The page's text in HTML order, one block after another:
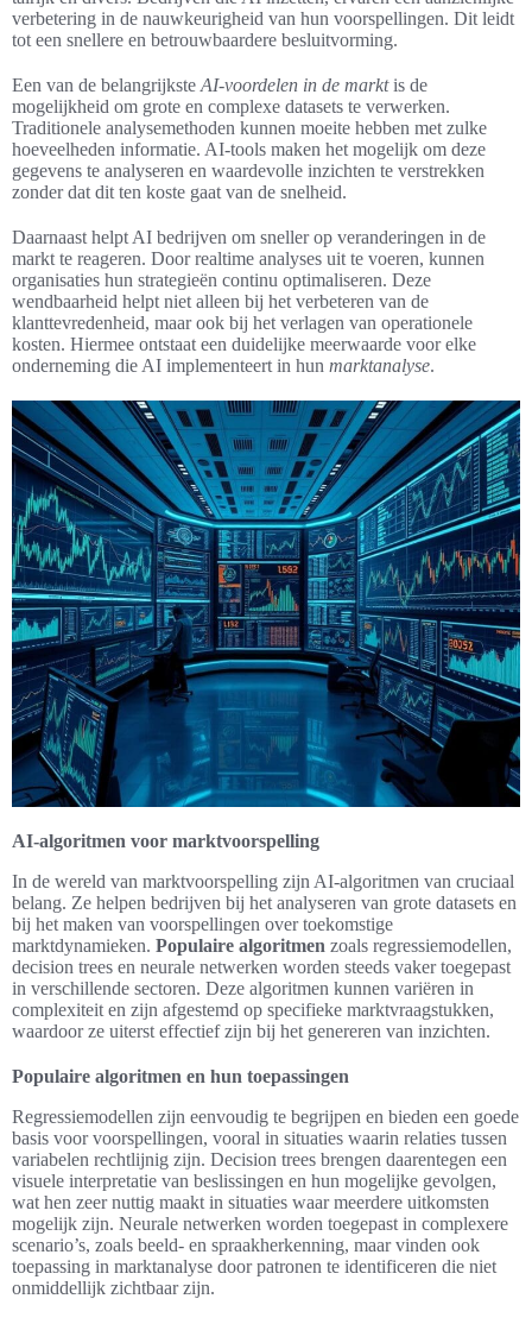
verbetering in de nauwkeurigheid van hun voorspellingen. Dit leidt
tot een snellere en betrouwbaardere besluitvorming.
Een van de belangrijkste AI-voordelen in de marktis de
mogelijkheid om grote en complexe datasets te verwerken.
Traditionele analysemethoden kunnen moeite hebben met zulke
hoeveelheden informatie. AI-tools maken het mogelijk om deze
gegevens te analyseren en waardevolle inzichten te verstrekken
zonder dat dit ten koste gaat van de snelheid.
Daarnaast helpt AI bedrijven om sneller op veranderingen in de
markt te reageren. Door realtime analyses uit te voeren, kunnen
organisaties hun strategieën continu optimaliseren. Deze
wendbaarheid helpt niet alleen bij het verbeteren van de
klanttevredenheid, maar ook bij het verlagen van operationele
kosten. Hiermee ontstaat een duidelijke meerwaarde voor elke
onderneming die AI implementeert in hun marktanalyse.
AI-algoritmen voor marktvoorspelling
In de wereld van marktvoorspelling zijn AI-algoritmen van cruciaal
belang. Ze helpen bedrijven bij het analyseren van grote datasets en
bij het maken van voorspellingen over toekomstige
marktdynamieken. Populaire algoritmen zoals regressiemodellen,
decision trees en neurale netwerken worden steeds vaker toegepast
in verschillende sectoren. Deze algoritmen kunnen variëren in
complexiteit en zijn afgestemd op specifieke marktvraagstukken,
waardoor ze uiterst effectief zijn bij het genereren van inzichten.
Populaire algoritmen en hun toepassingen
Regressiemodellen zijn eenvoudig te begrijpen en bieden een goede
basis voor voorspellingen, vooral in situaties waarin relaties tussen
variabelen rechtlijnig zijn. Decision trees brengen daarentegen een
visuele interpretatie van beslissingen en hun mogelijke gevolgen,
wat hen zeer nuttig maakt in situaties waar meerdere uitkomsten
mogelijk zijn. Neurale netwerken worden toegepast in complexere
scenario’s, zoals beeld- en spraakherkenning, maar vinden ook
toepassing in marktanalyse door patronen te identificeren die niet
onmiddellijk zichtbaar zijn.